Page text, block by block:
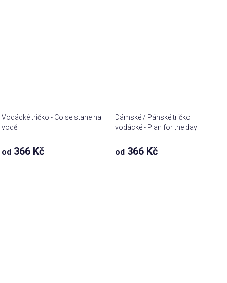
Vodácké tričko - Co se stane na
vodě
od 366 Kč
Dámské / Pánské tričko
vodácké - Plan for the day
od 366 Kč